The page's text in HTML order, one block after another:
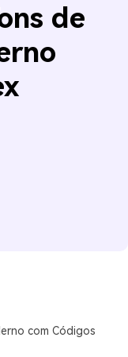
de
com Códigos